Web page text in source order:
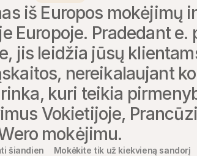
iš Europos mokėjimų
Pradedant e.
jis leidžia jūsų
nereikalaujant
kuri teikia
Vokietijoje,
mokėjimu.
šiandien Mokėkite tik už kiekvieną sandorį